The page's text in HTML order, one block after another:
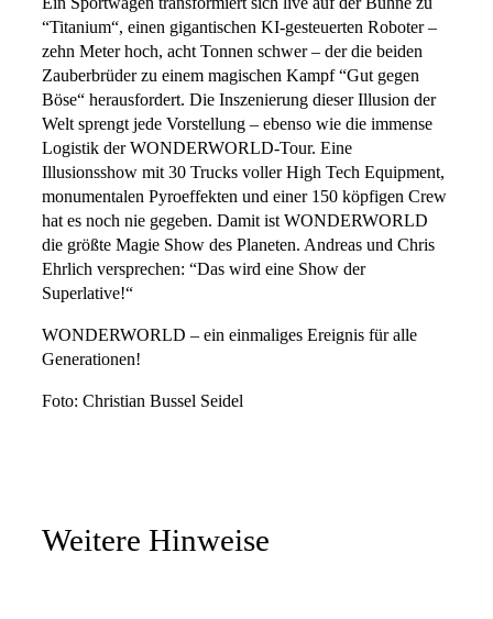
“Titanium“, einen gigantischen KI-gesteuerten Roboter –
zehn Meter hoch, acht Tonnen schwer – der die beiden
Zauberbrüder zu einem magischen Kampf “Gut gegen
Böse“ herausfordert. Die Inszenierung dieser Illusion der
Welt sprengt jede Vorstellung – ebenso wie die immense
Logistik der WONDERWORLD-Tour. Eine
Illusionsshow mit 30 Trucks voller High Tech Equipment,
monumentalen Pyroeffekten und einer 150 köpfigen Crew
hat es noch nie gegeben. Damit ist WONDERWORLD
die größte Magie Show des Planeten. Andreas und Chris
Ehrlich versprechen: “Das wird eine Show der
Superlative!“
WONDERWORLD – ein einmaliges Ereignis für alle
Generationen!
Foto: Christian Bussel Seidel
Weitere Hinweise